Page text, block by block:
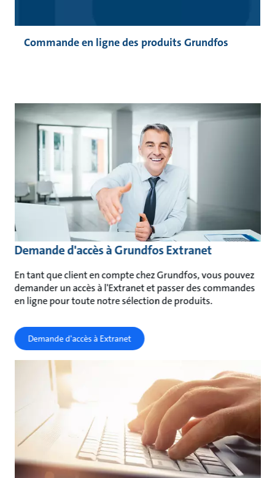
Commande en ligne des produits Grundfos
Demande d'accès à Grundfos Extranet
En tant que client en compte chez Grundfos, vous pouvez
demander un accès à l'Extranet et passer des commandes
en ligne pour toute notre sélection de produits.
Demande d'accès à Extranet